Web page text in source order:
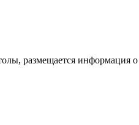
размещается